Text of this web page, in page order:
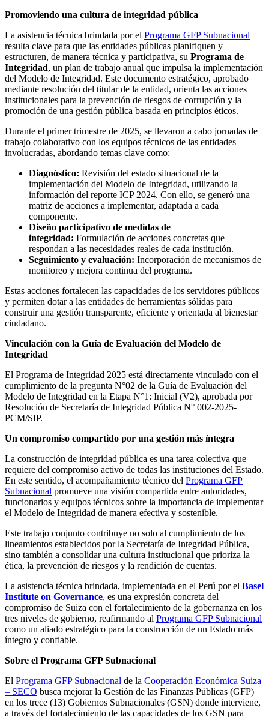
Promoviendo una cultura de integridad pública
La asistencia técnica brindada por el Programa GFP Subnacional
resulta clave para que las entidades públicas planifiquen y
estructuren, de manera técnica y participativa, su Programa de
Integridad, un plan de trabajo anual que impulsa la implementación
del Modelo de Integridad. Este documento estratégico, aprobado
mediante resolución del titular de la entidad, orienta las acciones
institucionales para la prevención de riesgos de corrupción y la
promoción de una gestión pública basada en principios éticos.
Durante el primer trimestre de 2025, se llevaron a cabo jornadas de
trabajo colaborativo con los equipos técnicos de las entidades
involucradas, abordando temas clave como:
Diagnóstico: Revisión del estado situacional de la
implementación del Modelo de Integridad, utilizando la
información del reporte ICP 2024. Con ello, se generó una
matriz de acciones a implementar, adaptada a cada
componente.
Diseño participativo de medidas de
integridad: Formulación de acciones concretas que
respondan a las necesidades reales de cada institución.
Seguimiento y evaluación: Incorporación de mecanismos de
monitoreo y mejora continua del programa.
Estas acciones fortalecen las capacidades de los servidores públicos
y permiten dotar a las entidades de herramientas sólidas para
construir una gestión transparente, eficiente y orientada al bienestar
ciudadano.
Vinculación con la Guía de Evaluación del Modelo de
Integridad
El Programa de Integridad 2025 está directamente vinculado con el
cumplimiento de la pregunta N°02 de la Guía de Evaluación del
Modelo de Integridad en la Etapa N°1: Inicial (V2), aprobada por
Resolución de Secretaría de Integridad Pública N° 002-2025-
PCM/SIP.
Un compromiso compartido por una gestión más íntegra
La construcción de integridad pública es una tarea colectiva que
requiere del compromiso activo de todas las instituciones del Estado.
En este sentido, el acompañamiento técnico del Programa GFP
Subnacional promueve una visión compartida entre autoridades,
funcionarios y equipos técnicos sobre la importancia de implementar
el Modelo de Integridad de manera efectiva y sostenible.
Este trabajo conjunto contribuye no solo al cumplimiento de los
lineamientos establecidos por la Secretaría de Integridad Pública,
sino también a consolidar una cultura institucional que prioriza la
ética, la prevención de riesgos y la rendición de cuentas.
La asistencia técnica brindada, implementada en el Perú por el Basel
Institute on Governance, es una expresión concreta del
compromiso de Suiza con el fortalecimiento de la gobernanza en los
tres niveles de gobierno, reafirmando al Programa GFP Subnacional
como un aliado estratégico para la construcción de un Estado más
íntegro y confiable.
Sobre el Programa GFP Subnacional
El Programa GFP Subnacional de la Cooperación Económica Suiza
– SECO busca mejorar la Gestión de las Finanzas Públicas (GFP)
en los trece (13) Gobiernos Subnacionales (GSN) donde interviene,
a través del fortalecimiento de las capacidades de los GSN para